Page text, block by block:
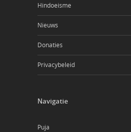
Hindoeisme
Nieuws
Donaties
Privacybeleid
Navigatie
Puja